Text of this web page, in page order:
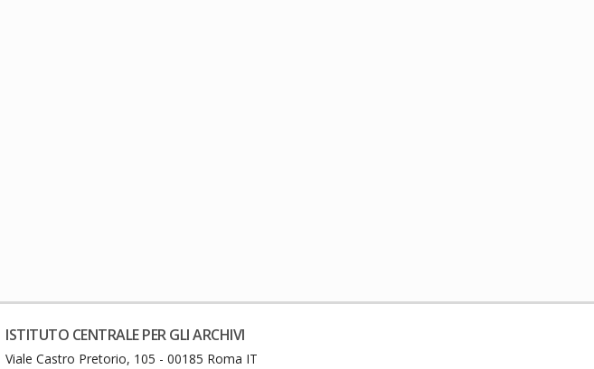
ISTITUTO CENTRALE PER GLI ARCHIVI
Viale Castro Pretorio, 105 - 00185 Roma IT